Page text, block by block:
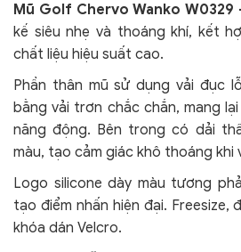
Mũ Golf Chervo Wanko W0329
kế siêu nhẹ và thoáng khí, kết
chất liệu hiệu suất cao.
Phần thân mũ sử dụng vải đục
bằng vải trơn chắc chắn, mang
năng động. Bên trong có dải
màu, tạo cảm giác khô thoáng khi
Logo silicone dày màu tương
tạo điểm nhấn hiện đại. Freesize,
khóa dán Velcro.